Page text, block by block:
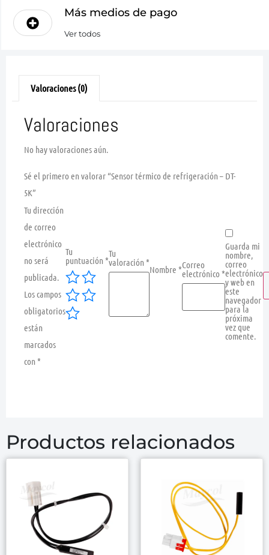
Más medios de pago
Ver todos
Valoraciones (0)
Valoraciones
No hay valoraciones aún.
Sé el primero en valorar “Sensor térmico de refrigeración – DT-
5K”
Tu dirección
de correo
electrónico
no será
publicada.
Los campos
obligatorios
están
marcados
con *
Tu
puntuación *
Tu
valoración *
Nombre *Correo
electrónico *
Guarda mi
nombre,
correo
electrónico
y web en
este
navegador
para la
próxima
vez que
comente.
Productos relacionados